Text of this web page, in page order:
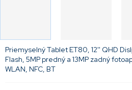
Priemyselný Tablet ET80, 12'' QHD
Flash, 5MP predný a 13MP zadný
WLAN, NFC, BT